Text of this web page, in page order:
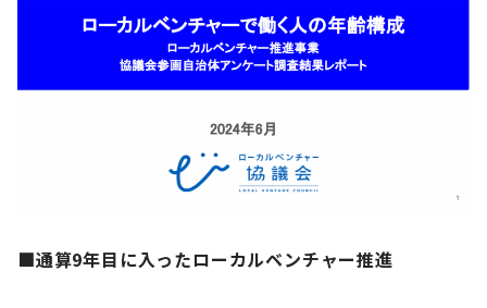
■通算9年目に入ったローカルベンチャー推進